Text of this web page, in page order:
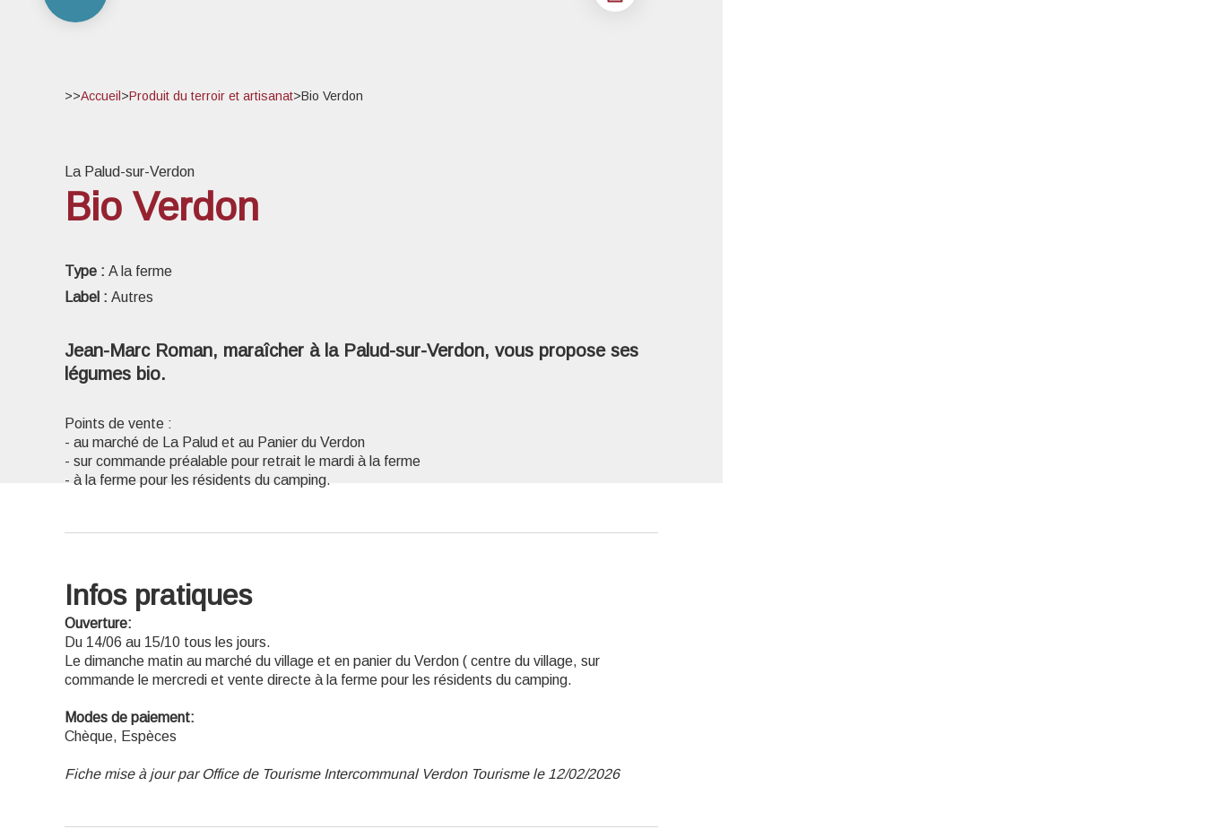
>>Accueil >Produit du terroir et artisanat>Bio Verdon
La Palud-sur-Verdon
Bio Verdon
Type : A la ferme
Label : Autres
Jean-Marc Roman, maraîcher à la Palud-sur-Verdon, vous propose ses
légumes bio.
Points de vente :
- au marché de La Palud et au Panier du Verdon
- sur commande préalable pour retrait le mardi à la ferme
- à la ferme pour les résidents du camping.
Infos pratiques
Ouverture:
Du 14/06 au 15/10 tous les jours.
Le dimanche matin au marché du village et en panier du Verdon ( centre du village, sur
commande le mercredi et vente directe à la ferme pour les résidents du camping.
Modes de paiement:
Chèque, Espèces
Fiche mise à jour par Office de Tourisme Intercommunal Verdon Tourisme le 12/02/2026